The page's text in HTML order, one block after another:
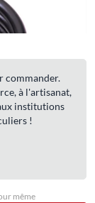
commander.
à l'artisanat,
institutions
!
même